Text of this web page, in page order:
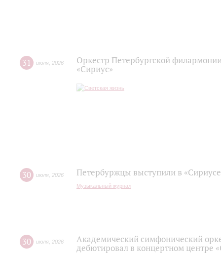
31 июля 2026
Оркестр Петербургской
«Сириус»
30 июля 2026 Петербуржцы выступили в
Музыкальный журнал
30 июля 2026
Академический симфонический
дебютировал в концертном центре